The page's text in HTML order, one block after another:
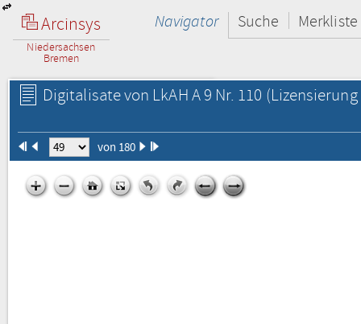
Arcinsys
Niedersachsen
Bremen
Navigator Suche Merkliste
Digitalisate von LkAH A 9 Nr. 110
von 180